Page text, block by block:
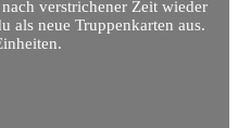
verstrichener Zeit wieder
als neue Truppenkarten aus.